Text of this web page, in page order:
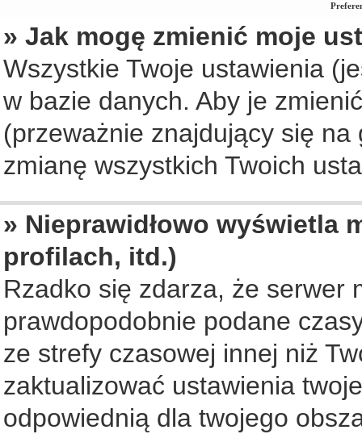
» Jak mogę zmienić moje
Wszystkie Twoje ustawienia
w bazie danych. Aby je
(przeważnie znajdujący się
zmianę wszystkich Twoich
» Nieprawidłowo wyświetla
profilach, itd.)
Rzadko się zdarza, że serwer
prawdopodobnie podane
ze strefy czasowej innej niż
zaktualizować ustawienia
odpowiednią dla twojego